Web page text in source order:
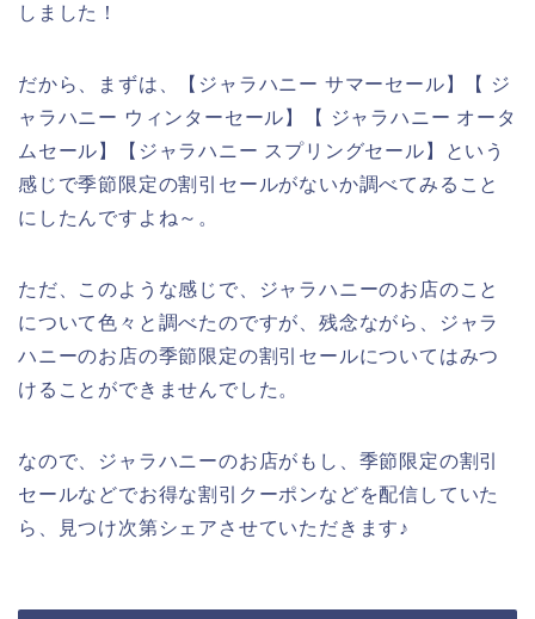
しました！
だから、まずは、【ジャラハニー サマーセール】【 ジ
ャラハニー ウィンターセール】【 ジャラハニー オータ
ムセール】【ジャラハニー スプリングセール】という
感じで季節限定の割引セールがないか調べてみること
にしたんですよね～。
ただ、このような感じで、ジャラハニーのお店のこと
について色々と調べたのですが、残念ながら、ジャラ
ハニーのお店の季節限定の割引セールについてはみつ
けることができませんでした。
なので、ジャラハニーのお店がもし、季節限定の割引
セールなどでお得な割引クーポンなどを配信していた
ら、見つけ次第シェアさせていただきます♪